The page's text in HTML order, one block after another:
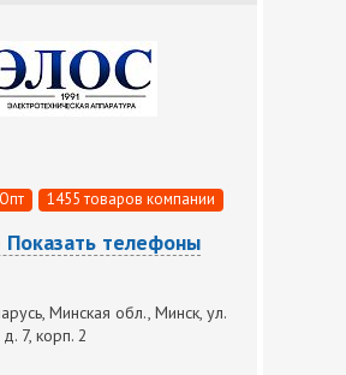
Опт 1455 товаров компании
Показать телефоны
Минская обл., Минск, ул.
7, корп. 2